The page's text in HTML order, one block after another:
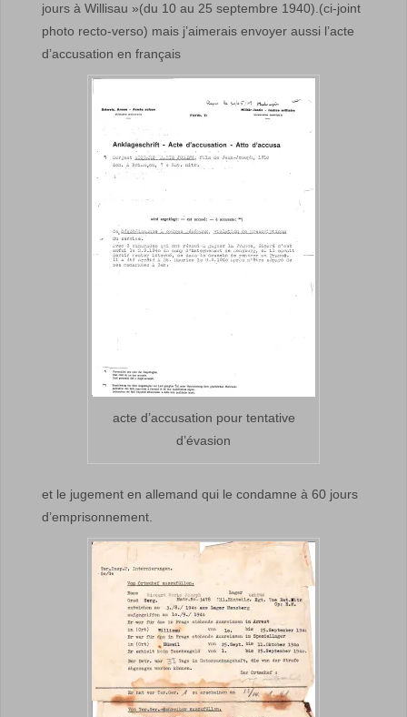
jours à Willisau »(du 10 au 25 septembre 1940).(ci-joint
photo recto-verso) mais j’aimerais envoyer aussi l’acte
d’accusation en français
acte d’accusation pour tentative
d’évasion
et le jugement en allemand qui le condamne à 60 jours
d’emprisonnement.